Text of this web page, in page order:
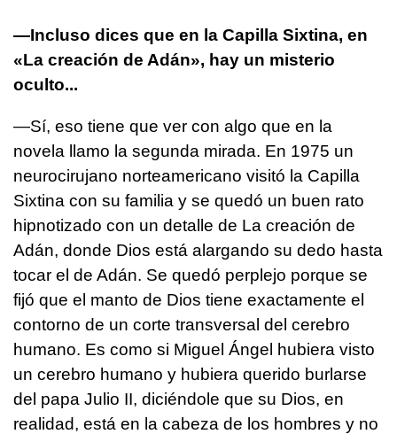
—Incluso dices que en la Capilla Sixtina, en
«La creación de Adán», hay un misterio
oculto...
—Sí, eso tiene que ver con algo que en la
novela llamo la segunda mirada. En 1975 un
neurocirujano norteamericano visitó la Capilla
Sixtina con su familia y se quedó un buen rato
hipnotizado con un detalle de La creación de
Adán, donde Dios está alargando su dedo hasta
tocar el de Adán. Se quedó perplejo porque se
fijó que el manto de Dios tiene exactamente el
contorno de un corte transversal del cerebro
humano. Es como si Miguel Ángel hubiera visto
un cerebro humano y hubiera querido burlarse
del papa Julio II, diciéndole que su Dios, en
realidad, está en la cabeza de los hombres y no